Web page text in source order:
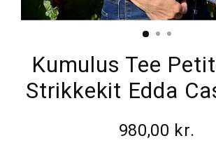
Kumulus Tee
Strikkekit Edda
Normalpris
980,00 kr.